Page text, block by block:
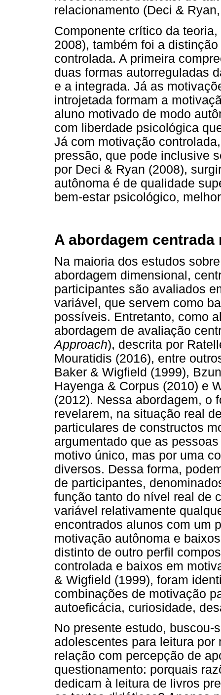
relacionamento (Deci &
Componente crítico da
2008), também foi a
controlada. A primeira
duas formas autorreguladas
e a integrada. Já as
introjetada formam a
aluno motivado de modo
com liberdade psicológica
Já com motivação
pressão, que pode inclusive
por Deci & Ryan (2008),
autônoma é de qualidade
bem-estar psicológico,
A abordagem centrada
Na maioria dos estudos
abordagem dimensional,
participantes são avaliados
variável, que servem como
possíveis. Entretanto, como
abordagem de avaliação
Approach), descrita por
Mouratidis (2016), entre
Baker & Wigfield (1999),
Hayenga & Corpus (2010) e
(2012). Nessa abordagem, o
revelarem, na situação real
particulares de constructos
argumentado que as
motivo único, mas por uma
diversos. Dessa forma,
de participantes,
função tanto do nível real de
variável relativamente
encontrados alunos com um
motivação autônoma e
distinto de outro perfil
controlada e baixos em
& Wigfield (1999), foram
combinações de motivação
autoeficácia, curiosidade,
No presente estudo,
adolescentes para leitura
relação com percepção de
questionamento: porquais
dedicam à leitura de livros